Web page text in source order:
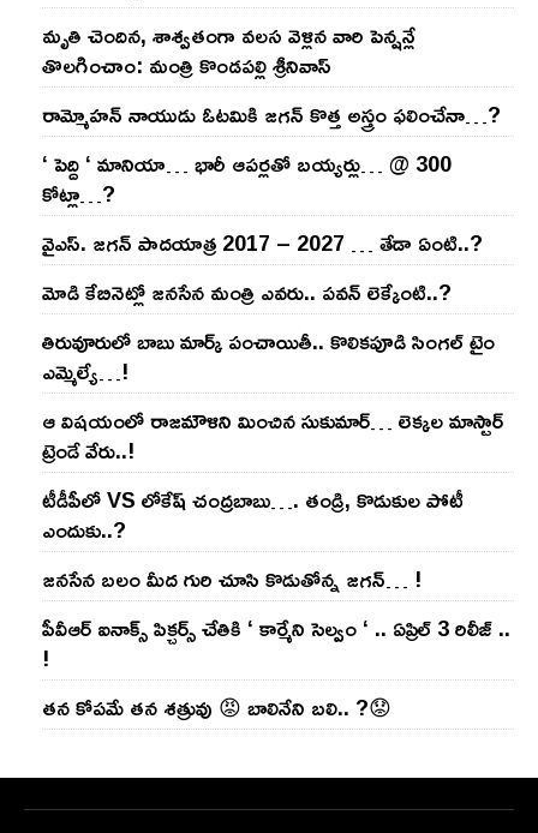
మృతి చెందిన, శాశ్వతంగా వలస వెళ్లిన వారి పెన్ష‌న్లే
తొల‌గించాం: మంత్రి కొండపల్లి శ్రీనివాస్
రామ్మోహ‌న్ నాయుడు ఓట‌మికి జ‌గ‌న్ కొత్త అస్త్రం ఫ‌లించేనా…?
‘ పెద్ది ‘ మానియా… భారీ ఆప‌ర్ల‌తో బ‌య్య‌ర్లు… @ 300
కోట్లా…?
వైఎస్‌. జ‌గ‌న్ పాద‌యాత్ర 2017 – 2027 … తేడా ఏంటి..?
మోడి కేబినెట్లో జ‌నసేన మంత్రి ఎవ‌రు.. ప‌వ‌న్ లెక్కేంటి..?
తిరువూరులో బాబు మార్క్ పంచాయితీ.. కొలిక‌పూడి సింగ‌ల్ టైం
ఎమ్మెల్యే…!
ఆ విష‌యంలో రాజ‌మౌళిని మించిన సుకుమార్‌… లెక్క‌ల మాస్టార్
ట్రెండే వేరు..!
టీడీపీలో VS లోకేష్ చంద్ర‌బాబు…. తండ్రి, కొడుకుల పోటీ
ఎందుకు..?
జ‌న‌సేన బ‌లం మీద గురి చూసి కొడుతోన్న జ‌గ‌న్‌… !
పీవీఆర్ ఐనాక్స్ పిక్చర్స్ చేతికి ‘ కార్మేని సెల్వం ‘ .. ఏప్రిల్ 3 రిలీజ్ ..
!
తన కోపమే తన శత్రువు 😡 బాలినేని బలి.. ?😟